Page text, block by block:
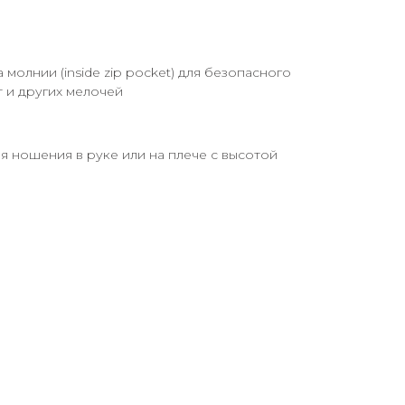
(inside zip pocket) для безопасного
и других мелочей
ношения в руке или на плече с высотой